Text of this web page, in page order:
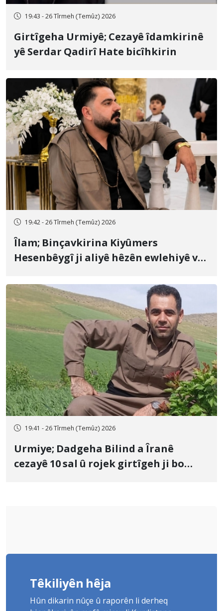
19:43 - 26 Tîrmeh (Temûz) 2026
Girtîgeha Urmiyê; Cezayê îdamkirinê
yê Serdar Qadirî Hate bicîhkirin
19:42 - 26 Tîrmeh (Temûz) 2026
Îlam; Binçavkirina Kiyûmers
Hesenbêygî ji aliyê hêzên ewlehiyê ve
19:41 - 26 Tîrmeh (Temûz) 2026
Urmiye; Dadgeha Bilind a Îranê
cezayê 10 sal û rojek girtîgeh ji bo
Têkiliyên hêja
Hûn dikarin nûçe û raporên li derheq